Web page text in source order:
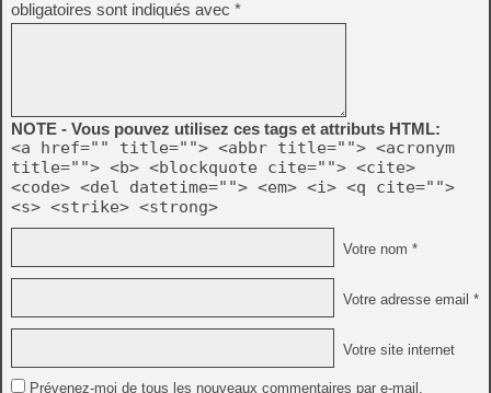
obligatoires sont indiqués avec *
NOTE - Vous pouvez utilisez ces tags et attributs HTML:
<a href="" title=""> <abbr title=""> <acronym
title=""> <b> <blockquote cite=""> <cite>
<code> <del datetime=""> <em> <i> <q cite="">
<s> <strike> <strong>
Votre nom *
Votre adresse email *
Votre site internet
Prévenez-moi de tous les nouveaux commentaires par e-mail.